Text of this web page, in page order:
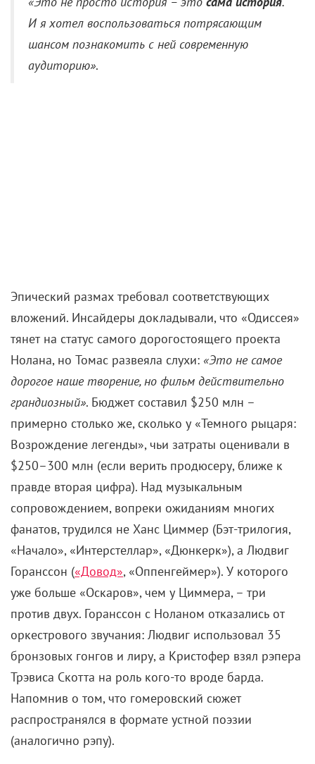
И я хотел воспользоваться потрясающим
шансом познакомить с ней современную
аудиторию».
Эпический размах требовал соответствующих
вложений. Инсайдеры докладывали, что «Одиссея»
тянет на статус самого дорогостоящего проекта
Нолана, но Томас развеяла слухи: «Это не самое
дорогое наше творение, но фильм действительно
грандиозный». Бюджет составил $250 млн –
примерно столько же, сколько у «Темного рыцаря:
Возрождение легенды», чьи затраты оценивали в
$250–300 млн (если верить продюсеру, ближе к
правде вторая цифра). Над музыкальным
сопровождением, вопреки ожиданиям многих
фанатов, трудился не Ханс Циммер (Бэт-трилогия,
«Начало», «Интерстеллар», «Дюнкерк»), а Людвиг
Горанссон («Довод», «Оппенгеймер»). У которого
уже больше «Оскаров», чем у Циммера, – три
против двух. Горанссон с Ноланом отказались от
оркестрового звучания: Людвиг использовал 35
бронзовых гонгов и лиру, а Кристофер взял рэпера
Трэвиса Скотта на роль кого-то вроде барда.
Напомнив о том, что гомеровский сюжет
распространялся в формате устной поэзии
(аналогично рэпу).